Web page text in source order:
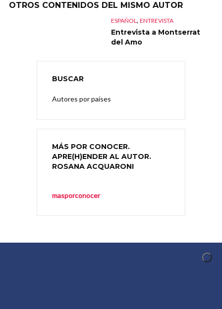
OTROS CONTENIDOS DEL MISMO AUTOR
ESPAÑOL, ENTREVISTA
Entrevista a Montserrat
del Amo
BUSCAR
Autores por países
MÁS POR CONOCER.
APRE(H)ENDER AL AUTOR.
ROSANA ACQUARONI
masporconocer